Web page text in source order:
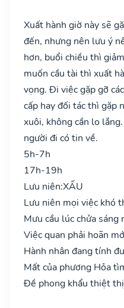
Xuất hành giờ này sẽ
đến, nhưng nên lưu ý
hơn, buổi chiều thì
muốn cầu tài thì xuất
vọng. Đi việc gặp gỡ
cấp hay đối tác thì gặp
xuôi, không cần lo
người đi có tin về.
5h-7h
17h-19h
Lưu niên:XẤU
Lưu niên mọi việc khó
Mưu cầu lúc chửa sáng
Việc quan phải hoãn
Hành nhân đang tính
Mất của phương Hỏa
Đề phong khẩu thiệt